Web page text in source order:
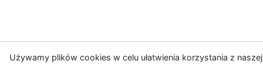
Używamy plików cookies w celu ułatwienia korzystania z